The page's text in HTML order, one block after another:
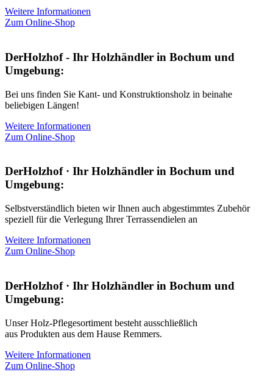
Weitere Informationen
Zum Online-Shop
DerHolzhof - Ihr Holzhändler in Bochum und
Umgebung:
Bei uns finden Sie Kant- und Konstruktionsholz in beinahe
beliebigen Längen!
Weitere Informationen
Zum Online-Shop
DerHolzhof · Ihr Holzhändler in Bochum und
Umgebung:
Selbstverständlich bieten wir Ihnen auch abgestimmtes Zubehör
speziell für die Verlegung Ihrer Terrassendielen an
Weitere Informationen
Zum Online-Shop
DerHolzhof · Ihr Holzhändler in Bochum und
Umgebung:
Unser Holz-Pflegesortiment besteht ausschließlich
aus Produkten aus dem Hause Remmers.
Weitere Informationen
Zum Online-Shop